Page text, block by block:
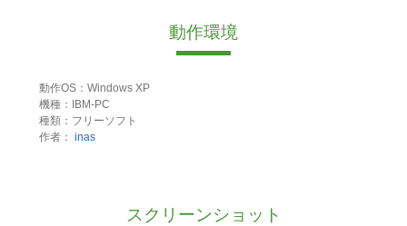
動作環境
動作OS：Windows XP
機種：IBM-PC
種類：フリーソフト
作者： inas
スクリーンショット